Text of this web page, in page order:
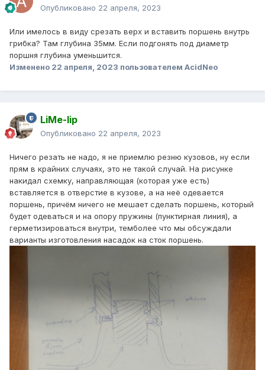
Опубликовано 22 апреля, 2023
Или имелось в виду срезать верх и вставить поршень внутрь
грибка? Там глубина 35мм. Если подгонять под диаметр
поршня глубина уменьшится.
Изменено 22 апреля, 2023 пользователем AcidNeo
LiMe-lip
Опубликовано 22 апреля, 2023
Ничего резать не надо, я не приемлю резню кузовов, ну если
прям в крайних случаях, это не такой случай. На рисунке
накидал схемку, направляющая (которая уже есть)
вставляется в отверстие в кузове, а на неё одевается
поршень, причём ничего не мешает сделать поршень, который
будет одеваться и на опору пружины (пунктирная линия), а
герметизироваться внутри, темболее что мы обсуждали
варианты изготовления насадок на сток поршень.